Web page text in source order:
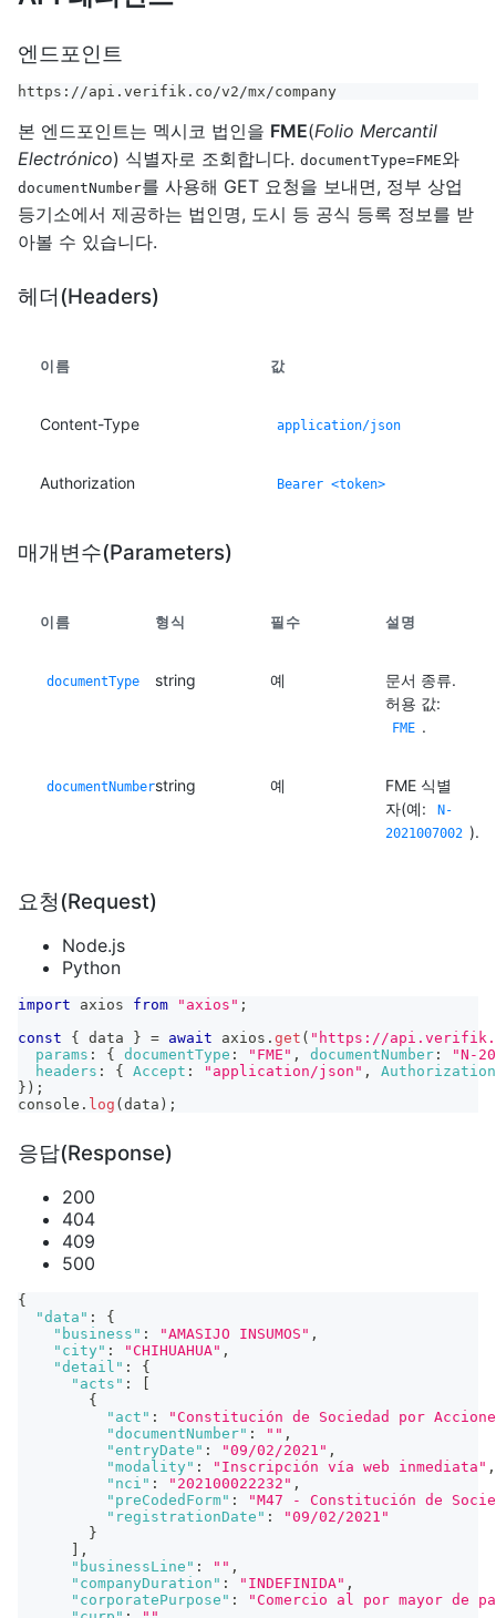
엔드포인트
https://api.verifik.co/v2/mx/company
본 엔드포인트는 멕시코 법인을 FME(Folio Mercantil
Electrónico) 식별자로 조회합니다. documentType=FME와
documentNumber를 사용해 GET 요청을 보내면, 정부 상업
등기소에서 제공하는 법인명, 도시 등 공식 등록 정보를 받
아볼 수 있습니다.
헤더(Headers)
이름 값
Content-Type application/json
Authorization Bearer <token>
매개변수(Parameters)
이름 형식 필수 설명
documentType string 예
문서 종류.
허용 값:
FME .
documentNumberstring 예
FME 식별
자(예:
N-
2021007002 ).
요청(Request)
Node.js
Python
import axios from "axios" ;
const
{ data } = await axios . get ( "https://
params : { documentType : "FME" , documentNumber :
"N-
headers : { Accept : "application/json" ,
Authorization
} ) ;
console . log ( data ) ;
응답(Response)
200
404
409
500
{
"data" :
{
"business" : "AMASIJO INSUMOS" ,
"city" : "CHIHUAHUA" ,
"detail" :
{
"acts" :
{
"act" :
"Constitución de Sociedad por
"documentNumber" : "" ,
"entryDate" : "09/02/2021" ,
"modality" : "Inscripción vía web inmediata" ,
"nci" : "202100022232" ,
"preCodedForm" :
"M47 - Constitución de
"registrationDate" :
"09/02/2021"
}
,
"businessLine" : "" ,
"companyDuration" : "INDEFINIDA" ,
"corporatePurpose" :
"Comercio al por mayor de